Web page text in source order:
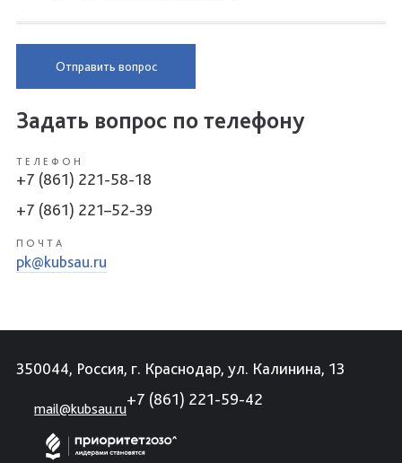
Отправить вопрос
Задать вопрос по телефону
ТЕЛЕФОН
+7 (861) 221-58-18
+7 (861) 221–52-39
ПОЧТА
pk@kubsau.ru
350044, Россия, г. Краснодар, ул. Калинина, 13
mail@kubsau.ru
+7 (861) 221-59-42